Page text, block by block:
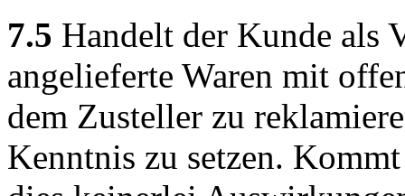
7.5 Handelt der Kunde als
angelieferte Waren mit
dem Zusteller zu
Kenntnis zu setzen.